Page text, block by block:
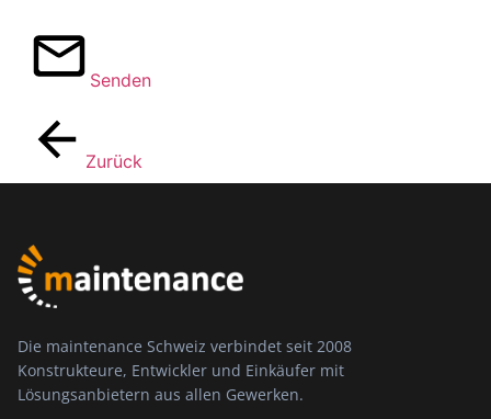
Senden
Zurück
Die maintenance Schweiz verbindet seit 2008
Konstrukteure, Entwickler und Einkäufer mit
Lösungsanbietern aus allen Gewerken.